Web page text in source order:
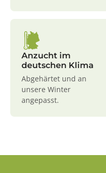
Anzucht im
deutschen Klima
Abgehärtet und an
unsere Winter
angepasst.